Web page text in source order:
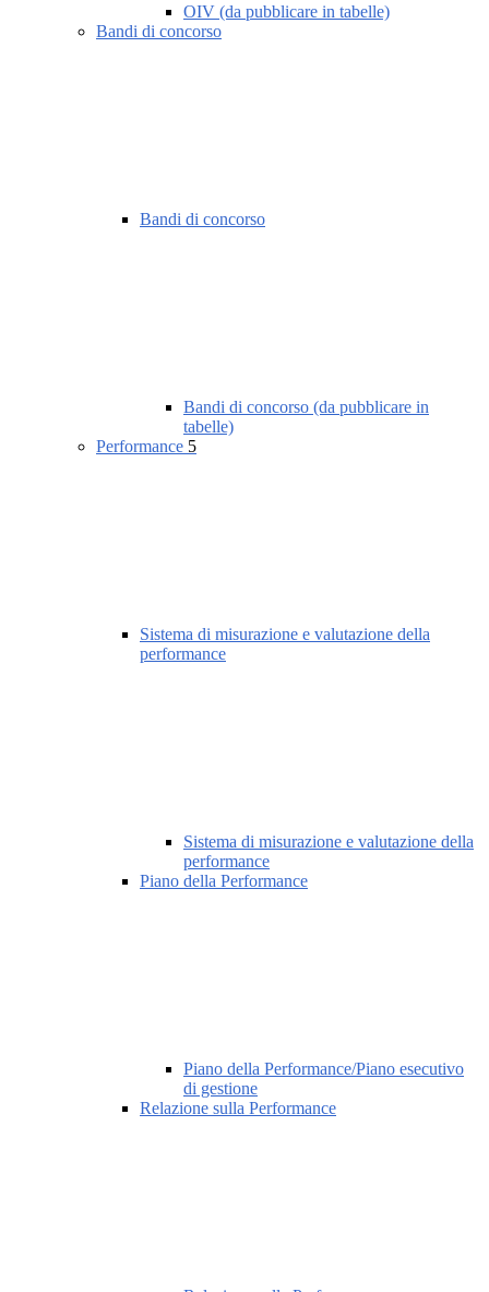
OIV (da pubblicare in tabelle)
Bandi di concorso
Bandi di concorso
Bandi di concorso (da pubblicare in
tabelle)
Performance 5
Sistema di misurazione e valutazione della
performance
Sistema di misurazione e valutazione della
performance
Piano della Performance
Piano della Performance/Piano esecutivo
di gestione
Relazione sulla Performance